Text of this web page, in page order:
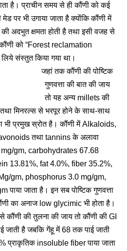
है। प्राचीन समय से ही कौंणी को कई
मेड पर भी उगाया जाता है क्योंकि कौंणी में
की अदभुत क्षमता होती है तथा इसी वजह से
को “Forest reclamation
संस्तुत किया गया था।
जहां तक कौंणी की पोष्टिक
गुणवत्ता की बात की जाय
तो यह अन्य millets की
तथा मिनरल्स से भरपूर होने के साथ-साथ
भी प्रमुख स्रोत है। कौंणी में Alkaloids,
तथा tannins के अलावा
gm, carbohydrates 67.68
13.81%, fat 4.0%, fiber 35.2%,
gm, phosphorus 3.0 mg/gm,
पाया जाता है। इन सब पोष्टिक गुणवत्ता
का अनाज low glycimic भी होता है।
की तुलना की जाय तो कौंणी की GI
जाती है जबकि गेंहू में 68 तक पाई जाती
प्राकृतिक insoluble fiber पाया जाता